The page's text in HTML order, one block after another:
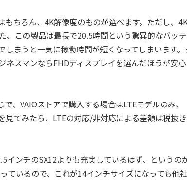
ちろん、4K解像度のものが選べます。ただし、
、この製品は最長で20.5時間という驚異的なバッ
まうと一気に稼働時間が短くなってしまいます。
ネスマンならFHDディスプレイを選んだほうが安
、VAIOストアで購入する場合はLTEモデルのみ、
見てみたら、LTEの対応/非対応による差額は税抜
インチのSX12よりも充実しているはず、というの
ているので、これが14インチサイズになっても他